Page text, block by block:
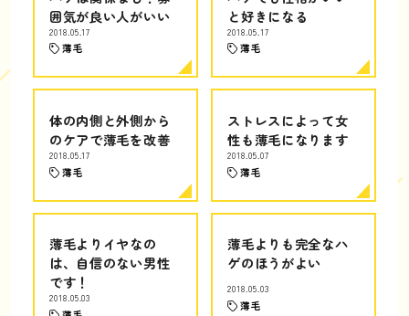
囲気が良い人がいい
2018.05.17
薄毛
と好きになる
2018.05.17
薄毛
体の内側と外側から
のケアで薄毛を改善
2018.05.17
薄毛
ストレスによって女
性も薄毛になります
2018.05.07
薄毛
薄毛よりイヤなの
は、自信のない男性
です！
2018.05.03
薄毛よりも完全なハ
ゲのほうがよい
2018.05.03
薄毛